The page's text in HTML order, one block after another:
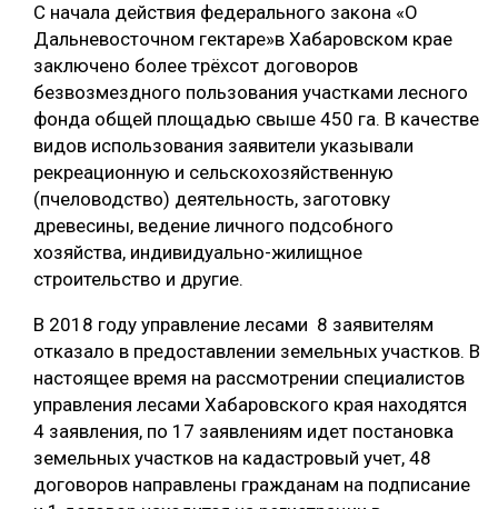
ЦИФРОВАЯ СРЕДА
БИОЭНЕРГЕТИКА
ЛЕСОВОССТАНОВЛЕНИЕ И ЗАЩИТА
ЛОГИСТИКА
ПРОИЗВОДСТВО ДРЕВЕСНЫХ ПЛИТ
ЦБП
КОМПЛЕКСНАЯ ПЕРЕРАБОТКА
ЛЕСОПИЛЕНИЕ
ДЕРЕВЯННОЕ ДОМОСТРОЕНИЕ
БЕЗОПАСНОЕ ПРОИЗВОДСТВО
СОРТИРОВКА ДРЕВЕСИНЫ
СУШКА ДРЕВЕСИНЫ
РУБРИКИ
ТЕМАТИЧЕСКИЕ ПРОЕКТЫ
С начала действия федерального закона «О
Дальневосточном гектаре»в Хабаровском крае
заключено более трёхсот договоров
безвозмездного пользования участками лесного
фонда общей площадью свыше 450 га. В качестве
видов использования заявители указывали
рекреационную и сельскохозяйственную
(пчеловодство) деятельность, заготовку
древесины, ведение личного подсобного
хозяйства, индивидуально-жилищное
строительство и другие.
В 2018 году управление лесами 8 заявителям
отказало в предоставлении земельных участков. В
настоящее время на рассмотрении специалистов
управления лесами Хабаровского края находятся
4 заявления, по 17 заявлениям идет постановка
земельных участков на кадастровый учет, 48
договоров направлены гражданам на подписание